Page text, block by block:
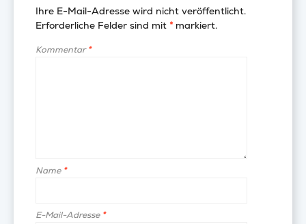
Ihre E-Mail-Adresse wird nicht veröffentlicht.
Erforderliche Felder sind mit *markiert.
Kommentar*
Name *
E-Mail-Adresse *